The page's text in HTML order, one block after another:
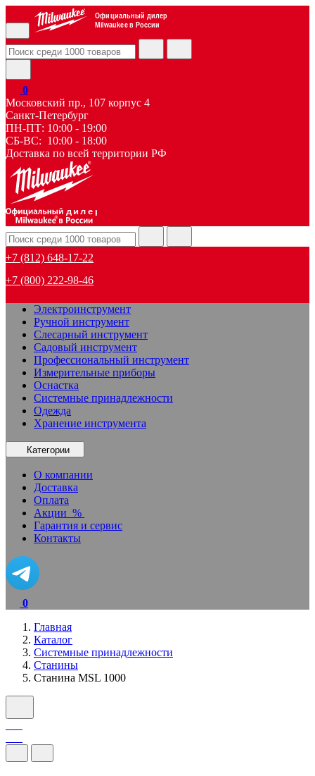
Официальный дилер
Milwaukee в России
0
Московский пр., 107 корпус 4
Санкт-Петербург
ПН-ПТ: 10:00 - 19:00
СБ-ВС: 10:00 - 18:00
Доставка по всей территории РФ
дилер
+7 (812) 648-17-22
+7 (800) 222-98-46
Электроинструмент
Ручной инструмент
Слесарный инструмент
Садовый инструмент
Профессиональный инструмент
Измерительные приборы
Оснастка
Системные принадлежности
Одежда
Хранение инструмента
Категории
О компании
Доставка
Оплата
Акции %
Гарантия и сервис
Контакты
0
Главная
Каталог
Системные принадлежности
Станины
Станина MSL 1000